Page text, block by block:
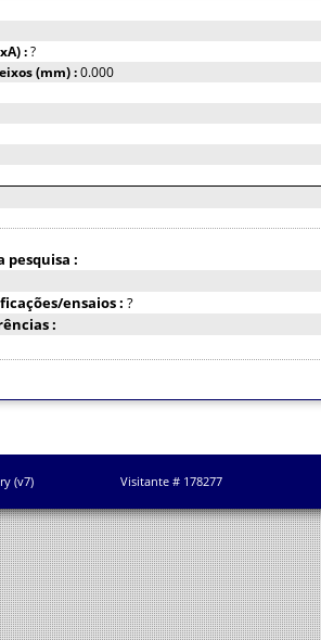
:?
(mm) :0.000
pesquisa :
ensaios : ?
:
(v7) Visitante # 178277